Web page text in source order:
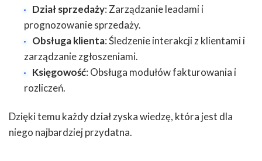
Dział sprzedaży: Zarządzanie leadami i
prognozowanie sprzedaży.
Obsługa klienta: Śledzenie interakcji z klientami i
zarządzanie zgłoszeniami.
Księgowość: Obsługa modułów fakturowania i
rozliczeń.
Dzięki temu każdy dział zyska wiedzę, która jest dla
niego najbardziej przydatna.